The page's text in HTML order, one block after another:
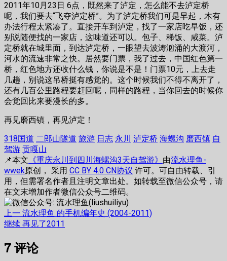
2011年10月23日 6点，既然来了泸定，怎么能不去泸定桥
呢，我们要去“飞夺泸定桥”。为了泸定桥我们可是早起，木有
办法行程太紧凑了。直接开车到泸定，找了一家店吃早饭，还
别说随便找的一家店，这味道还可以。包子、稀饭、咸菜。泸
定桥就在城里面，到达泸定桥，一眼望去波涛汹涌的大渡河，
河水的流速非常之快。居然要门票，我了过去，中国红色第一
桥，红色地方还收什么钱，你说是不是！门票10元，上去走
几趟，别说这吊桥挺有感觉的。这个时候我们不得不离开了，
还有几百公里路程要赶回呢，同样的路程，当你回去的时候你
会觉回比来要漫长的多。
再见磨西镇，再见泸定！
318国道 二郎山隧道 旅游 日志 永川 泸定桥 海螺沟 磨西镇 自
驾游 贡嘎山
📌本文 《重庆永川到四川海螺沟3天自驾游》 由流水理鱼-
wwek原创， 采用 CC BY 4.0 CN协议 许可。可自由转载、引
用，但需署名作者且注明文章出处。如转载至微信公众号，请
在文末增加作者微信公众号二维码。
文
章
导
上一 上
篇
章：
流水理鱼 的手机编年史 (2004-2011)
继续 下
文
章：
再见了2011
7评论